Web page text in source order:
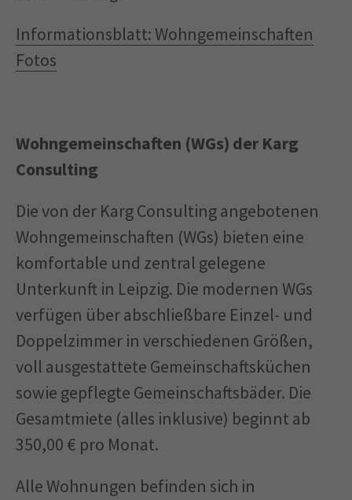
Informationsblatt: Wohngemeinschaften
Fotos
Wohngemeinschaften (WGs) der Karg
Consulting
Die von der Karg Consulting angebotenen
Wohngemeinschaften (WGs) bieten eine
komfortable und zentral gelegene
Unterkunft in Leipzig. Die modernen WGs
verfügen über abschließbare Einzel- und
Doppelzimmer in verschiedenen Größen,
voll ausgestattete Gemeinschaftsküchen
sowie gepflegte Gemeinschaftsbäder. Die
Gesamtmiete (alles inklusive) beginnt ab
350,00 € pro Monat.
Alle Wohnungen befinden sich in